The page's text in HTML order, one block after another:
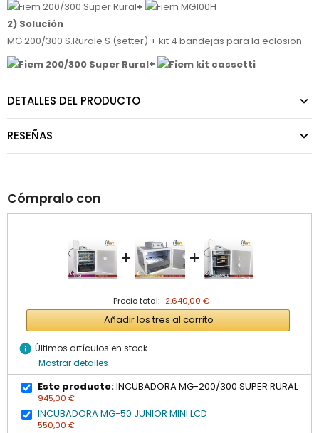
+
2) Solución
MG 200/300 S.Rurale S (setter) + kit 4 bandejas para la eclosion
+
DETALLES DEL PRODUCTO
RESEÑAS
Cómpralo con
+ +
Precio total: 2.640,00 €
Añadir los tres al carrito
info Últimos artículos en stock
Mostrar detalles
Este producto:INCUBADORA MG-200/300 SUPER RURAL
945,00 €
INCUBADORA MG-50 JUNIOR MINI LCD
550,00 €